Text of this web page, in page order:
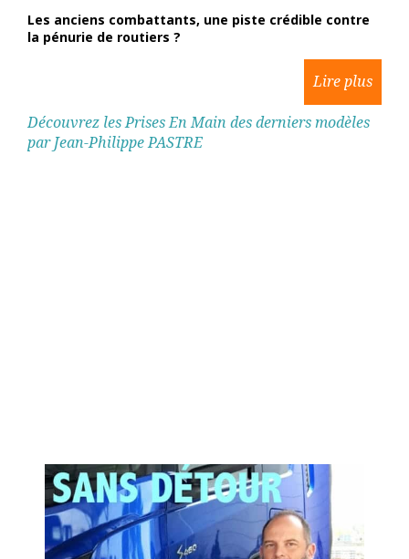
Les anciens combattants, une piste crédible contre
la pénurie de routiers ?
Découvrez les Prises En Main des derniers modèles
par Jean-Philippe PASTRE